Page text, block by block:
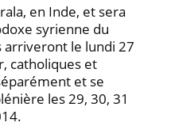
en Inde, et sera
syrienne du
arriveront le lundi 27
catholiques et
et se
les 29, 30, 31